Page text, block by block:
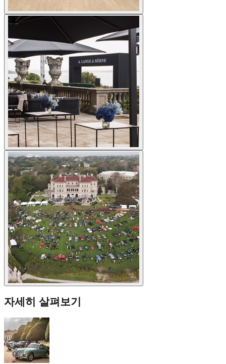
자세히 살펴보기